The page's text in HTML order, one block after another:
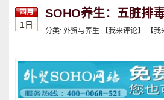
四月
1日
SOHO养生：五脏排
分类: 外贸与养生 【我来评论】 【我